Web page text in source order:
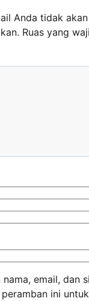
Anda tidak akan
Ruas yang
nama, email, dan
ini